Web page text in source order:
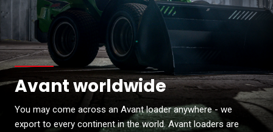
Avant worldwide
You may come across an Avant loader anywhere - we
export to every continent in the world. Avant loaders are